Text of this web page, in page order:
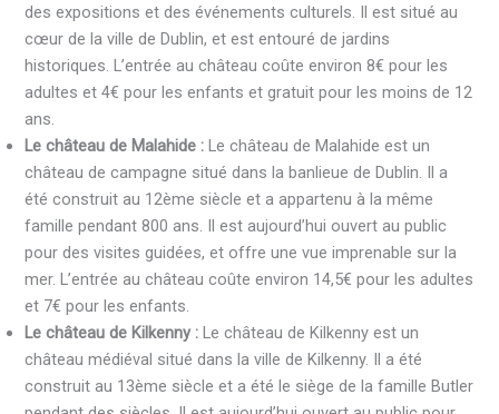
des expositions et des événements culturels. Il est situé au
cœur de la ville de Dublin, et est entouré de jardins
historiques. L’entrée au château coûte environ 8€ pour les
adultes et 4€ pour les enfants et gratuit pour les moins de 12
ans.
Le château de Malahide : Le château de Malahide est un
château de campagne situé dans la banlieue de Dublin. Il a
été construit au 12ème siècle et a appartenu à la même
famille pendant 800 ans. Il est aujourd’hui ouvert au public
pour des visites guidées, et offre une vue imprenable sur la
mer. L’entrée au château coûte environ 14,5€ pour les adultes
et 7€ pour les enfants.
Le château de Kilkenny :Le château de Kilkenny est un
château médiéval situé dans la ville de Kilkenny. Il a été
construit au 13ème siècle et a été le siège de la famille Butler